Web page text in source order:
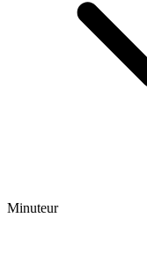
Minuteur